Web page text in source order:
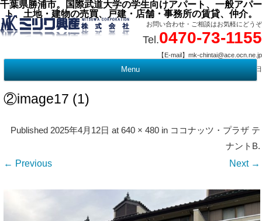
千葉県勝浦市。国際武道大学の学生向けアパート、一般アパー
ト、土地・建物の売買、戸建・店舗・事務所の賃貸、仲介。
お問い合わせ・ご相談はお気軽にどうぞ
Tel.0470-73-1155
【E-mail】mk-chintai@ace.ocn.ne.jp
【営業時間】09:00 ～ 17:15 【定 休 日】水曜・祭日
Menu
②image17 (1)
Published2025年4月12日 at640 × 480 in ココナッツ・プラザ テ
ナントB.
← Previous Next →